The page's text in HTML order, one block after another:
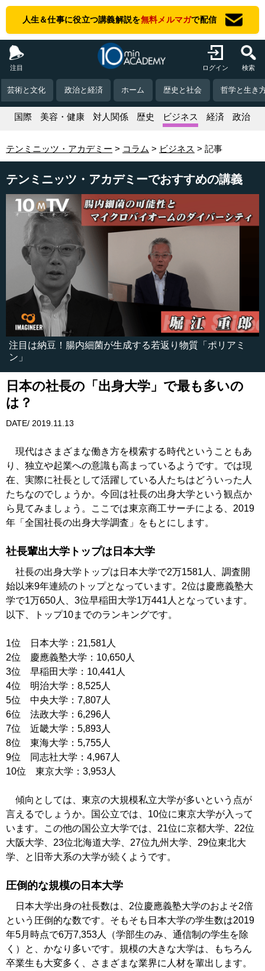
人生＆仕事に役立つ講義解説を無料メルマガで配信
注目 ログイン 検索
芸術と文化 政治と経済 ホーム 歴史と社会 哲学と生き
国際 美容・健康 対人関係 歴史 ビジネス 経済 政治
テンミニッツ・アカデミー コラム ビジネス 記事
テンミニッツ・アカデミーでおすすめの講義
注目は納豆！腸内細菌が生成する若返り物質「ポリアミ
ン」
日本の社長の「出身大学」で最も多いの
は？
DATE/ 2019.11.13
現代はさまざまな働き方を模索する時代ということもあ
り、独立や起業への意識も高まっているようです。では現
在、実際に社長として活躍している人たちはどういった人
たちなのでしょうか。今回は社長の出身大学という観点か
ら見てみましょう。ここでは東京商工サーチによる、2019
年「全国社長の出身大学調査」をもとにします。
社長輩出大学トップは日本大学
社長の出身大学トップは日本大学で2万1581人、調査開
始以来9年連続のトップとなっています。2位は慶應義塾大
学で1万650人、3位早稲田大学1万441人となっています。
以下、トップ10までのランキングです。
1位 日本大学：21,581人
2位 慶應義塾大学：10,650人
3位 早稲田大学：10,441人
4位 明治大学：8,525人
5位 中央大学：7,807人
6位 法政大学：6,296人
7位 近畿大学：5,893人
8位 東海大学：5,755人
9位 同志社大学：4,967人
10位 東京大学：3,953人
傾向としては、東京の大規模私立大学が多いという点が
言えるでしょうか。国公立では、10位に東京大学が入って
います。この他の国公立大学では、21位に京都大学、22位
大阪大学、23位北海道大学、27位九州大学、29位東北大
学、と旧帝大系の大学が続くようです。
圧倒的な規模の日本大学
日本大学出身の社長数は、2位慶應義塾大学のおよそ2倍
という圧倒的な数です。そもそも日本大学の学生数は2019
年5月時点で6万7,353人（学部生のみ、通信制の学生を除
く）と、かなり多いです。規模の大きな大学は、もちろん
卒業生も大変多く、さまざまな業界に人材を輩出します。